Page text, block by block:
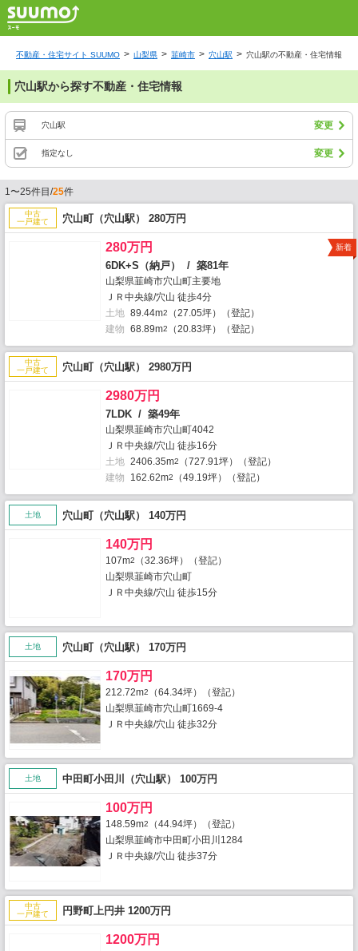
不動産・住宅サイト SUUMO 山梨県 韮崎市 穴山駅 穴山駅の不動産・住宅情報
穴山駅から探す不動産・住宅情報
穴山駅 変更
指定なし 変更
1〜25件目/25件
中古
一戸建て
穴山町（穴山駅） 280万円
280万円
6DK+S（納戸） / 築81年
山梨県韮崎市穴山町主要地
ＪＲ中央線/穴山 徒歩4分
土地 89.44m2
（27.05坪）（登記）
建物 68.89m2 （20.83坪）（登記）
新着
中古
一戸建て
穴山町（穴山駅） 2980万円
2980万円
7LDK / 築49年
山梨県韮崎市穴山町4042
ＪＲ中央線/穴山 徒歩16分
土地 2406.35m2
（727.91坪）（登記）
建物
162.62m2 （49.19坪）（登記）
土地 穴山町（穴山駅） 140万円
140万円
107m2
（32.36坪）（登記）
山梨県韮崎市穴山町
ＪＲ中央線/穴山 徒歩15分
土地 穴山町（穴山駅） 170万円
170万円
212.72m2
（64.34坪）（登記）
山梨県韮崎市穴山町1669-4
ＪＲ中央線/穴山 徒歩32分
土地 中田町小田川（穴山駅） 100万円
100万円
148.59m2
（44.94坪）（登記）
山梨県韮崎市中田町小田川1284
ＪＲ中央線/穴山 徒歩37分
中古
一戸建て
円野町上円井 1200万円
1200万円